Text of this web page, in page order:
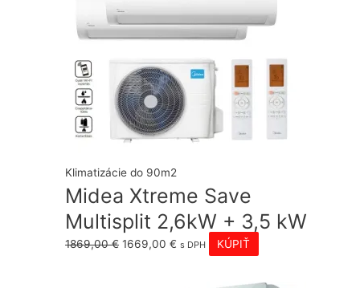
Klimatizácie do 90m2
Midea Xtreme Save
Multisplit 2,6kW + 3,5 kW
1869,00€ Pôvodná
1669,00€ Aktuálna
s DPH KÚPIŤ